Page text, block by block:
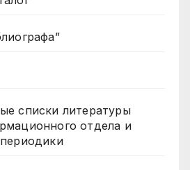
списки литературы
отдела и